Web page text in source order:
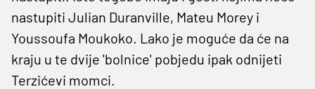
nastupiti Julian Duranville, Mateu Morey i
Youssoufa Moukoko. Lako je moguće da će na
kraju u te dvije 'bolnice' pobjedu ipak odnijeti
Terzićevi momci.